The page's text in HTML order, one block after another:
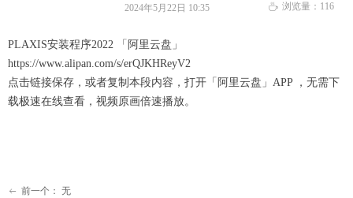
PLAXIS安装程序2022 「阿里云盘」
https://www.alipan.com/s/erQJKHReyV2
点击链接保存，或者复制本段内容，打开「阿里云盘」APP ，无需下
载极速在线查看，视频原画倍速播放。
2024年5月22日 10:35 ꄘ 浏览量： 116
ꂃ 前一个： 无